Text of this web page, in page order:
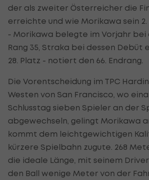
der als zweiter Österreicher die
erreichte und wie Morikawa sein
- Morikawa belegte im Vorjahr bei
Rang 35, Straka bei dessen Debüt
28. Platz - notiert den 66. Endrang.
Die Vorentscheidung im TPC
Westen von San Francisco, wo
Schlusstag sieben Spieler an der
abgewechseln, gelingt Morikawa
kommt dem leichtgewichtigen
kürzere Spielbahn zugute. 268
die ideale Länge, mit seinem
den Ball wenige Meter von der